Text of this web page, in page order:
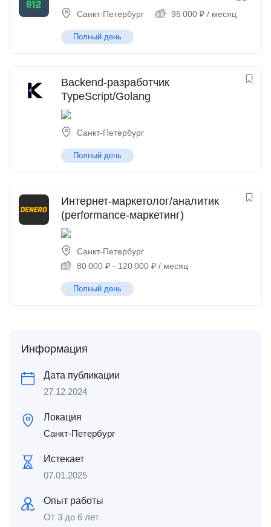
Санкт-Петербург 95 000 ₽ / месяц
Полный день
Backend-разработчик
TypeScript/Golang
Санкт-Петербург
Полный день
Интернет-маркетолог/аналитик
(performance-маркетинг)
Санкт-Петербург
80 000 ₽ - 120 000 ₽ / месяц
Полный день
Информация
Дата публикации
27.12.2024
Локация
Санкт-Петербург
Истекает
07.01.2025
Опыт работы
От 3 до 6 лет